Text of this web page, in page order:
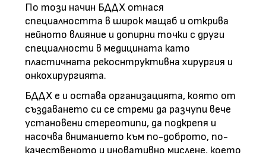
По този начин БДДХ отнася
специалността в широк мащаб и открива
нейното влияние и допирни точки с други
специалности в медицината като
пластичната рекоснтруктивна хирургия и
онкохирургията.
БДДХ е и остава организацията, която от
създаването си се стреми да разчупи вече
установени стереотипи, да подкрепя и
насочва вниманието към по-доброто, по-
качественото и иновативно мислене, което